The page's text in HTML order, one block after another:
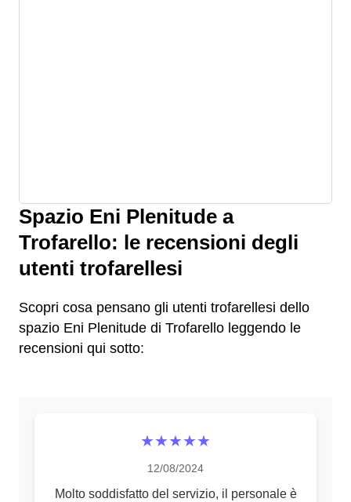
Spazio Eni Plenitude a
Trofarello: le recensioni degli
utenti trofarellesi
Scopri cosa pensano gli utenti trofarellesi dello
spazio Eni Plenitude di Trofarello leggendo le
recensioni qui sotto:
★★★★★
12/08/2024
Molto soddisfatto del servizio, il personale è